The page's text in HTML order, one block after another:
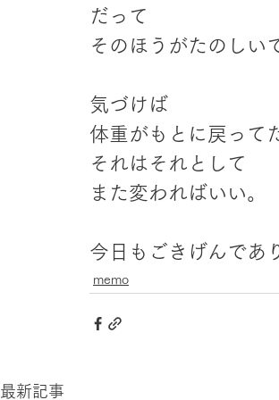
だって
そのほうがたのしい
気づけば
体重がもとに戻って
それはそれとして
また変わればいい。
今日もごきげんであ
memo
最新記事